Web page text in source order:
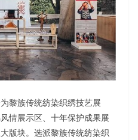
黎族传统纺染织绣技艺展
情展示区、十年保护成果展
版块。选派黎族传统纺染织